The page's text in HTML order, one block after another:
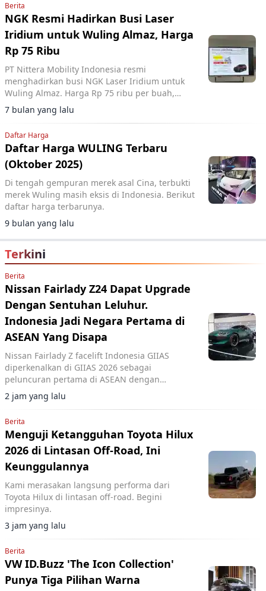
Berita
NGK Resmi Hadirkan Busi Laser
Iridium untuk Wuling Almaz, Harga
Rp 75 Ribu
PT Nittera Mobility Indonesia resmi
menghadirkan busi NGK Laser Iridium untuk
Wuling Almaz. Harga Rp 75 ribu per buah,
umur pakai lebih panjang dan performa lebih
optimal.
7 bulan yang lalu
Daftar Harga
Daftar Harga WULING Terbaru
(Oktober 2025)
Di tengah gempuran merek asal Cina, terbukti
merek Wuling masih eksis di Indonesia. Berikut
daftar harga terbarunya.
9 bulan yang lalu
Terkini
Berita
Nissan Fairlady Z24 Dapat Upgrade
Dengan Sentuhan Leluhur.
Indonesia Jadi Negara Pertama di
ASEAN Yang Disapa
Nissan Fairlady Z facelift Indonesia GIIAS
diperkenalkan di GIIAS 2026 sebagai
peluncuran pertama di ASEAN dengan
upgrade desain bumper G-nose terinspirasi
generasi S30.
2 jam yang lalu
Berita
Menguji Ketangguhan Toyota Hilux
2026 di Lintasan Off-Road, Ini
Keunggulannya
Kami merasakan langsung performa dari
Toyota Hilux di lintasan off-road. Begini
impresinya.
3 jam yang lalu
Berita
VW ID.Buzz 'The Icon Collection'
Punya Tiga Pilihan Warna